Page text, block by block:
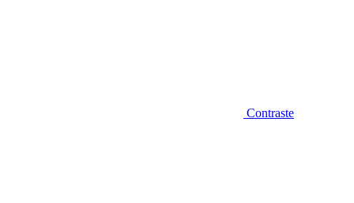
Contraste